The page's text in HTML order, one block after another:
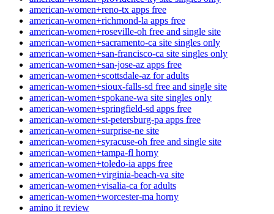
american-women+reno-tx apps free
american-women+richmond-la apps free
american-women+roseville-oh free and single site
american-women+sacramento-ca site singles only
american-women+san-francisco-ca site singles only
american-women+san-jose-az apps free
american-women+scottsdale-az for adults
american-women+sioux-falls-sd free and single site
american-women+spokane-wa site singles only
american-women+springfield-sd apps free
american-women+st-petersburg-pa apps free
american-women+surprise-ne site
american-women+syracuse-oh free and single site
american-women+tampa-fl horny
american-women+toledo-ia apps free
american-women+virginia-beach-va site
american-women+visalia-ca for adults
american-women+worcester-ma horny
amino it review